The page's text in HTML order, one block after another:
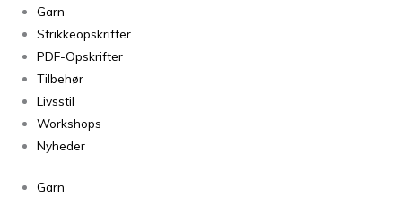
Garn
Strikkeopskrifter
PDF-Opskrifter
Tilbehør
Livsstil
Workshops
Nyheder
Garn
Peruvian
Highland
Thyme
antal